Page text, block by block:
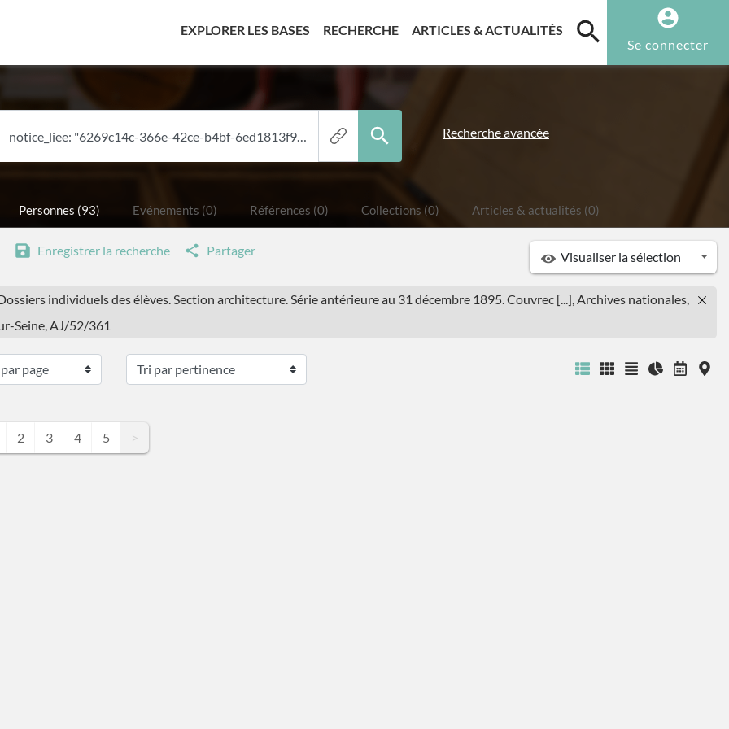
EXPLORER LES BASES (CURRENT)
RECHERCHE(CURRENT)
ARTICLES & ACTUALITÉS (CURRENT)
Se connecter
Recherche avancée
Personnes (93) Evénements (0) Références (0) Collections (0) Articles & actualités (0)
Enregistrer la recherche Partager Visualiser la sélection
individuels des élèves. Section architecture. Série antérieure au 31 décembre 1895. Couvrec [...], Archives nationales,
Seine, AJ/52/361
2 3 4 5 >